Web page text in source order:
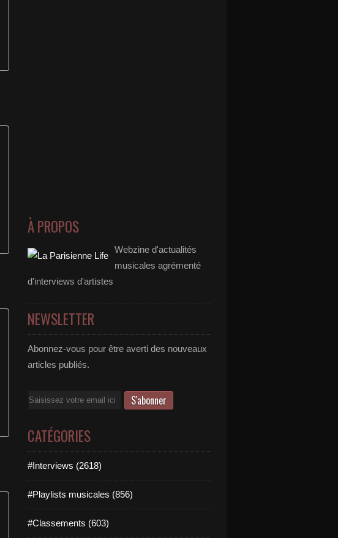
À PROPOS
Webzine d'actualités
musicales agrémenté
d'interviews d'artistes
NEWSLETTER
Abonnez-vous pour être averti des nouveaux
articles publiés.
Email
CATÉGORIES
#Interviews (2618)
#Playlists musicales (856)
#Classements (603)